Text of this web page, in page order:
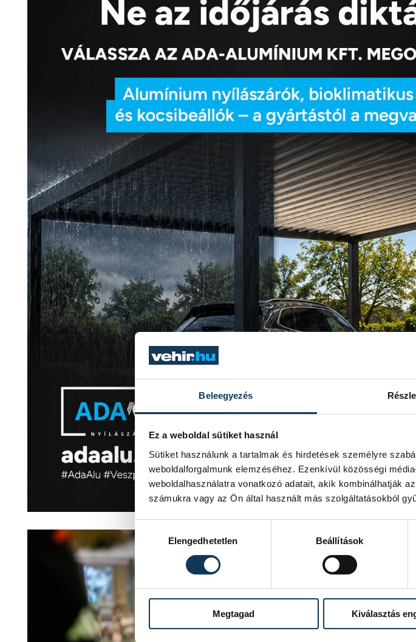
Beleegyezés
Ez a weboldal sütiket használ
Sütiket használunk a tartalmak és hirdetések személyre
weboldalforgalmunk elemzéséhez. Ezenkívül közösségi
weboldalhasználatra vonatkozó adatait, akik kombinálhatják
számukra vagy az Ön által használt más szolgáltatásokból
Elengedhetetlen
Beállítások
Megtagad Kiválasztás